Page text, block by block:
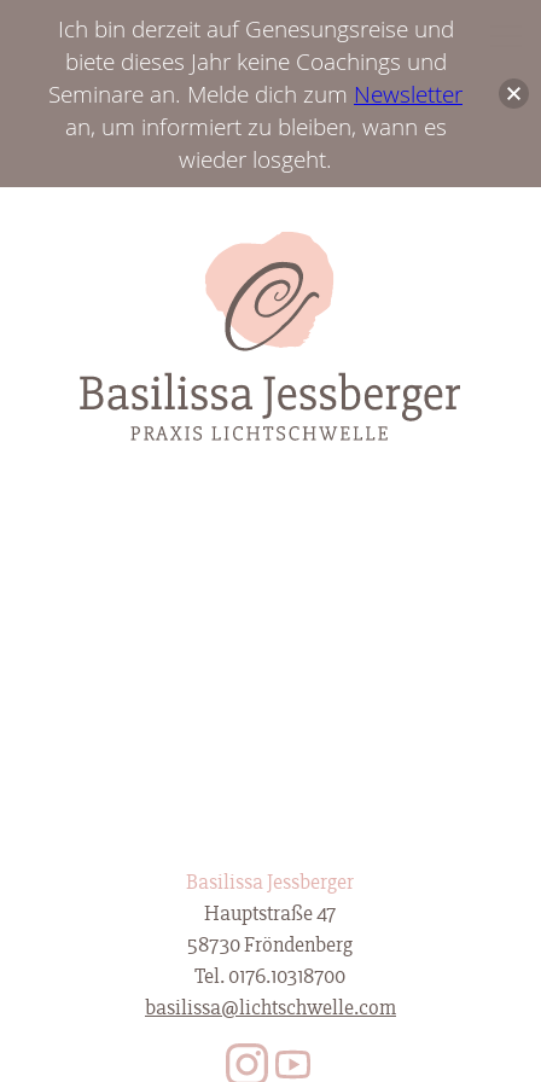
Basilissa Jessberger
Hauptstraße 47
58730 Fröndenberg
Tel. 0176.10318700
basilissa@lichtschwelle.com
Ich bin derzeit auf Genesungsreise und
biete dieses Jahr keine Coachings und
Seminare an. Melde dich zum Newsletter
an, um informiert zu bleiben, wann es
wieder losgeht.